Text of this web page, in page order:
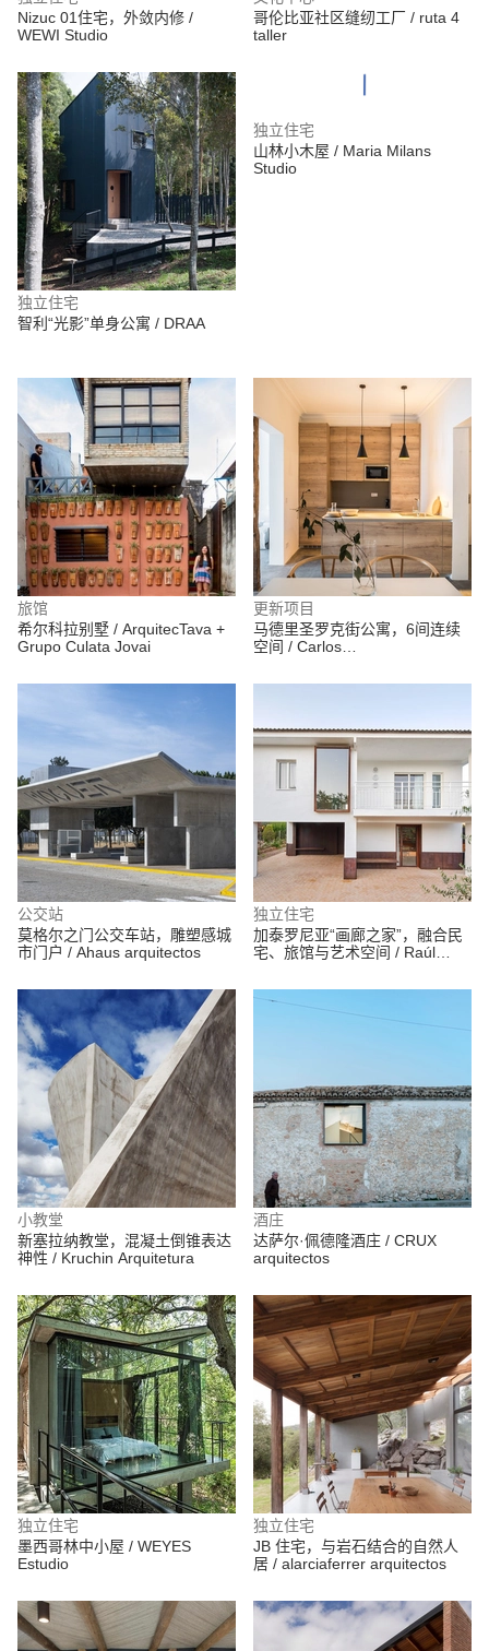
Nizuc 01住宅，外敛内修 /
WEWI Studio
哥伦比亚社区缝纫工厂 / ruta 4
taller
独立住宅
智利“光影”单身公寓 / DRAA
独立住宅
山林小木屋 / Maria Milans
Studio
旅馆
希尔科拉别墅 / ArquitecTava +
Grupo Culata Jovai
更新项目
马德里圣罗克街公寓，6间连续
空间 / Carlos
公交站
莫格尔之门公交车站，雕塑感城
市门户 / Ahaus arquitectos
独立住宅
加泰罗尼亚“画廊之家”，融合民
宅、旅馆与艺术空间 / Raúl
小教堂
新塞拉纳教堂，混凝土倒锥表达
神性 / Kruchin Arquitetura
酒庄
达萨尔·佩德隆酒庄 / CRUX
arquitectos
独立住宅
墨西哥林中小屋 / WEYES
Estudio
独立住宅
JB 住宅，与岩石结合的自然人
居 / alarciaferrer arquitectos